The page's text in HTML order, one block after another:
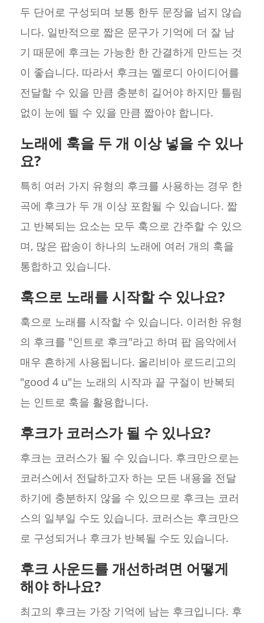
두 단어로 구성되며 보통 한두 문장을 넘지 않습
니다. 일반적으로 짧은 문구가 기억에 더 잘 남
기 때문에 후크는 가능한 한 간결하게 만드는 것
이 좋습니다. 따라서 후크는 멜로디 아이디어를
전달할 수 있을 만큼 충분히 길어야 하지만 틀림
없이 눈에 띌 수 있을 만큼 짧아야 합니다.
노래에 훅을 두 개 이상 넣을 수 있나
요?
특히 여러 가지 유형의 후크를 사용하는 경우 한
곡에 후크가 두 개 이상 포함될 수 있습니다. 짧
고 반복되는 요소는 모두 훅으로 간주할 수 있으
며, 많은 팝송이 하나의 노래에 여러 개의 훅을
통합하고 있습니다.
훅으로 노래를 시작할 수 있나요?
훅으로 노래를 시작할 수 있습니다. 이러한 유형
의 후크를 "인트로 후크"라고 하며 팝 음악에서
매우 흔하게 사용됩니다. 올리비아 로드리고의
"good 4 u"는 노래의 시작과 끝 구절이 반복되
는 인트로 훅을 활용합니다.
후크가 코러스가 될 수 있나요?
후크는 코러스가 될 수 있습니다. 후크만으로는
코러스에서 전달하고자 하는 모든 내용을 전달
하기에 충분하지 않을 수 있으므로 후크는 코러
스의 일부일 수도 있습니다. 코러스는 후크만으
로 구성되거나 후크가 반복될 수도 있습니다.
후크 사운드를 개선하려면 어떻게
해야 하나요?
최고의 후크는 가장 기억에 남는 후크입니다. 후